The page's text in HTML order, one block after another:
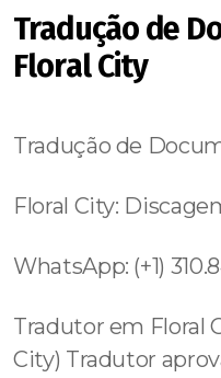
Tradução de
Floral City
Tradução de
Floral City:
WhatsApp: (+1)
Tradutor em Floral
City) Tradutor